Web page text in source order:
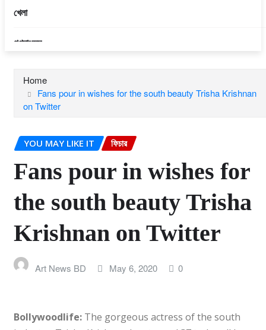
খেলা
গণমাধ্যম
বিনোদন
প্রবাসী
ফিচার
লাইফস্টাইল
অন্যান্য
Home
Fans pour in wishes for the south beauty Trisha Krishnan
on Twitter
YOU MAY LIKE IT ফিচার
Fans pour in wishes for
the south beauty Trisha
Krishnan on Twitter
Art News BD May 6, 2020 0
Bollywoodlife: The gorgeous actress of the south